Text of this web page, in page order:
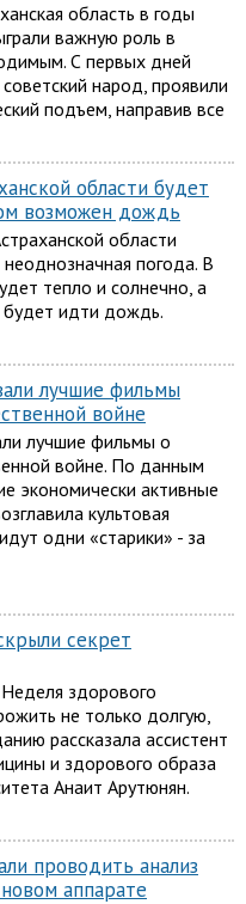
область в годы
важную роль в
С первых дней
народ, проявили
подъем, направив все
области будет
возможен дождь
области
погода. В
тепло и солнечно, а
идти дождь.
лучшие фильмы
войне
лучшие фильмы о
войне. По данным
экономически активные
культовая
одни «старики» - за
секрет
здорового
не только долгую,
рассказала ассистент
и здорового образа
Анаит Арутюнян.
проводить анализ
аппарате